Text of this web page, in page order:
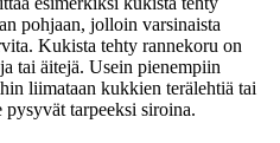
pohjaan, jolloin varsinaista
Kukista tehty rannekoru on
tai äitejä. Usein pienempiin
liimataan kukkien terälehtiä tai
tarpeeksi siroina.